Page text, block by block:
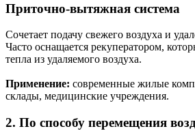
Приточно-вытяжная система
Сочетает подачу свежего воздуха и
Часто оснащается рекуператором,
тепла из удаляемого воздуха.
Применение: современные жилые
склады, медицинские учреждения.
2. По способу перемещения